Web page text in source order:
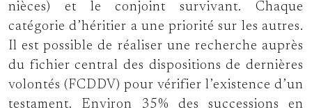
nièces) et le conjoint survivant. Chaque
catégorie d’héritier a une priorité sur les autres.
Il est possible de réaliser une recherche auprès
du fichier central des dispositions de dernières
volontés (FCDDV) pour vérifier l’existence d’un
testament. Environ 35% des successions en